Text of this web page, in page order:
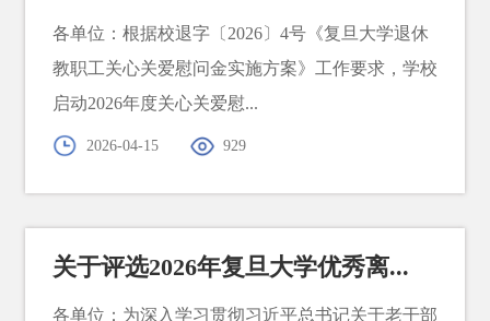
各单位：根据校退字〔2026〕4号《复旦大学退休
教职工关心关爱慰问金实施方案》工作要求，学校
启动2026年度关心关爱慰...
2026-04-15 929
关于评选2026年复旦大学优秀离...
各单位：为深入学习贯彻习近平总书记关于老干部